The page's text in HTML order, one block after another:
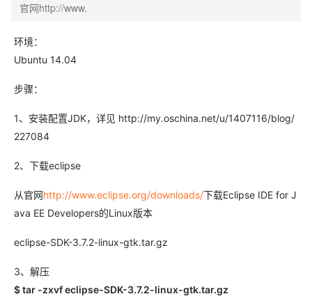
官网http://www.
环境：
Ubuntu 14.04
步骤：
1、安装配置JDK，详见 http://my.oschina.net/u/1407116/blog/
227084
2、下载eclipse
从官网http://www.eclipse.org/downloads/下载Eclipse IDE for J
ava EE Developers的Linux版本
eclipse-SDK-3.7.2-linux-gtk.tar.gz
3、解压
$ tar -zxvf eclipse-SDK-3.7.2-linux-gtk.tar.gz